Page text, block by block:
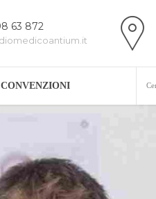
63 872
CONVENZIONI